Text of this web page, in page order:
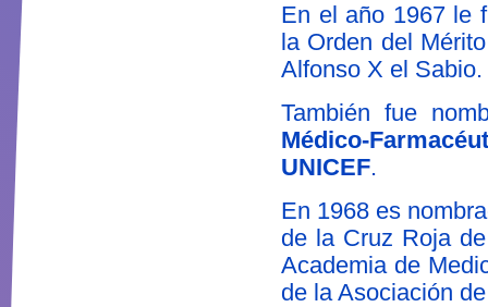
En el año 1967 le
la Orden del
Alfonso X el Sabio.
También fue
Médico-
UNICEF.
En 1968 es
de la Cruz Roja
Academia de
de la Asociación